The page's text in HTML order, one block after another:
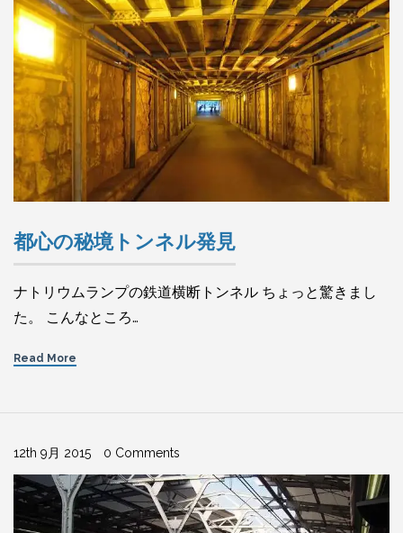
都心の秘境トンネル発見
ナトリウムランプの鉄道横断トンネル ちょっと驚きまし
た。 こんなところ…
Read More
12th 9月 2015 0 Comments